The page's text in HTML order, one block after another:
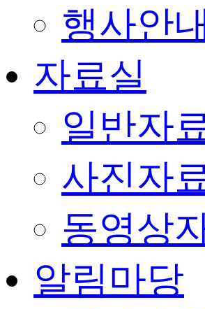
행사안내
자료실
일반자
사진자
동영상
알림마당